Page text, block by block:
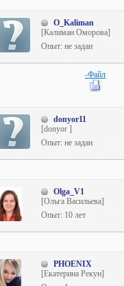
O_Kaliman
[Калиман Оморова]
Опыт: не задан
-Файл
donyor11
[donyor ]
Опыт: не задан
Olga_V1
[Ольга Васильева]
Опыт: 10 лет
PHOENIX
[Екатерина Рекун]